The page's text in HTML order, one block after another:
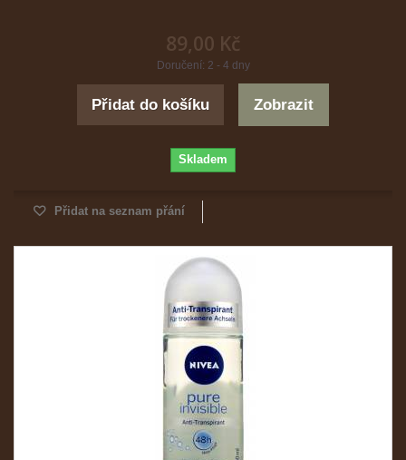
89,00 Kč
Doručení: 2 - 4 dny
Přidat do košíku Zobrazit
Skladem
Přidat na seznam přání